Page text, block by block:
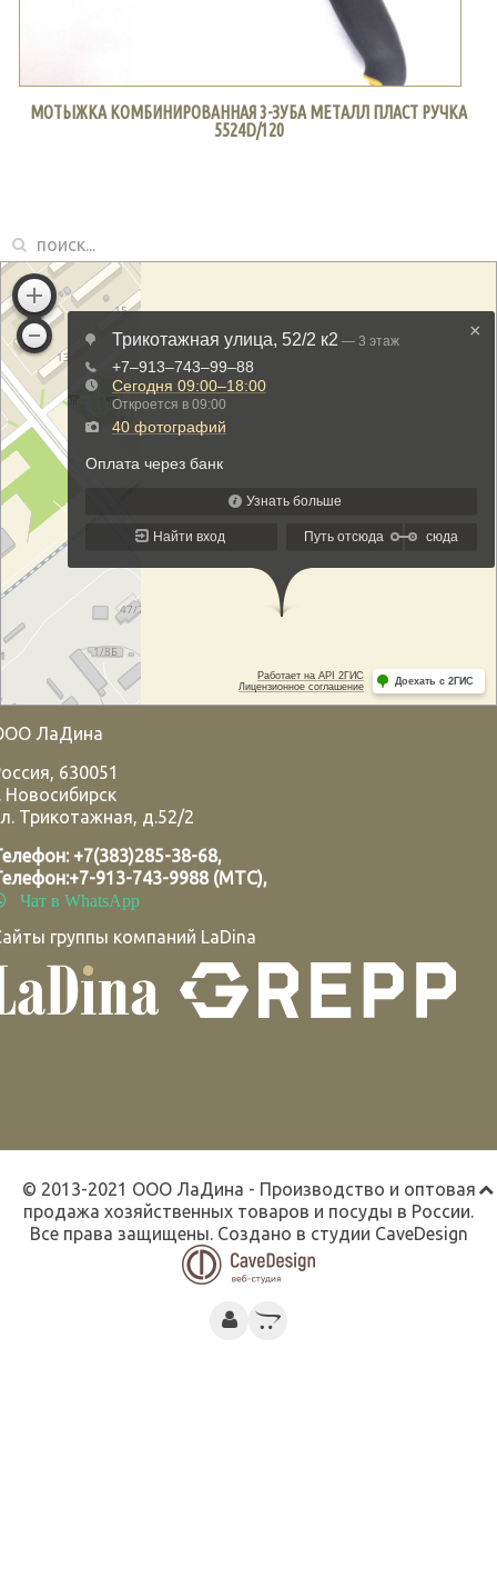
МОТЫЖКА КОМБИНИРОВАННАЯ 3-ЗУБА МЕТАЛЛ ПЛАСТ РУЧКА
5524D/120
ЛаДина
, 630051
Новосибирск
Трикотажная, д.52/2
+7(383)285-38-68,
+7-913-743-9988 (МТС),
Чат в WhatsApp
группы компаний LaDina
© 2013-2021 ООО ЛаДина - Производство и оптовая
продажа хозяйственных товаров и посуды в России.
Все права защищены. Создано в студии CaveDesign